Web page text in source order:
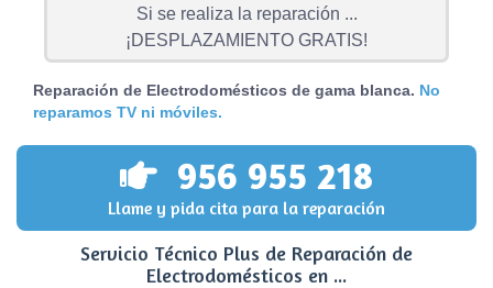
Si se realiza la reparación ...
¡DESPLAZAMIENTO GRATIS!
Reparación de Electrodomésticos de gama blanca. No
reparamos TV ni móviles.
956 955 218
Llame y pida cita para la reparación
Servicio Técnico Plus de Reparación de
Electrodomésticos en ...